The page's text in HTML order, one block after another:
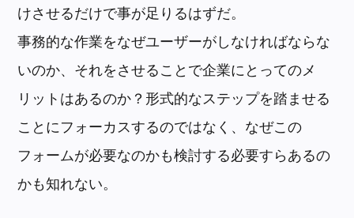
けさせるだけで事が足りるはずだ。
事務的な作業をなぜユーザーがしなければならな
いのか、それをさせることで企業にとってのメ
リットはあるのか？形式的なステップを踏ませる
ことにフォーカスするのではなく、なぜこの
フォームが必要なのかも検討する必要すらあるの
かも知れない。